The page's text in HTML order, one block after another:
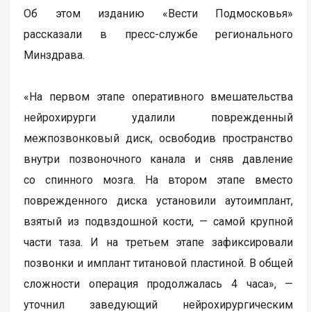
Об этом изданию «Вести Подмосковья»
рассказали в пресс-службе регионального
Минздрава.
«На первом этапе оперативного вмешательства
нейрохирурги удалили поврежденный
межпозвонковый диск, освободив пространство
внутри позвоночного канала и сняв давление
со спинного мозга. На втором этапе вместо
поврежденного диска установили аутоимплант,
взятый из подвздошной кости, — самой крупной
части таза. И на третьем этапе зафиксировали
позвонки и имплант титановой пластиной. В общей
сложности операция продолжалась 4 часа», —
уточнил заведующий нейрохирургическим